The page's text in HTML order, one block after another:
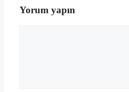
Yorum yapın